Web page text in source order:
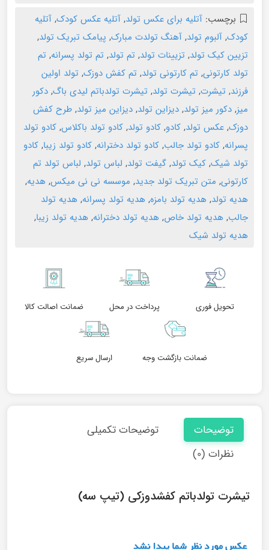
برچسب: آتلیه برای عکس تولد, آتلیه عکس کودک, آتلیه
کودک, آلبوم تولد, آهنگ تولدت مبارک, پیامک تبریک تولد,
تزیین کیک تولد, تزیینات تولد, تم تولد, تم تولد پسرانه, تم
تولد کارتونی, تم کارتونی تولد, تم کفش دوزک, تولد اولین
فرزند, تیشرت, تیشرت تولد, تیشرت تولدباتم لیدی باگ, دکور
میز, دکور میز تولد, دیزاین تولد, دیزاین میز تولد, طرح کفش
دوزک, عکس تولد, کادو, کادو تولد, کادو تولد باکلاس, کادو تولد
پسرانه, کادو تولد جالب, کادو تولد دخترانه, کادو تولد زیبا, کادو
تولد شیک, کیک تولد, گیفت تولد, لباس تولد, لباس تولد تم
کارتونی, متن تبریک تولد جدید, موسسه نی نی میکس, هدیه,
هدیه تولد, هدیه تولد بامزه, هدیه تولد پسرانه, هدیه تولد
جالب, هدیه تولد خاص, هدیه تولد دخترانه, هدیه تولد زیبا,
هدیه تولد شیک
تحویل فوری پرداخت در محل ضمانت اصالت کالا
ضمانت بازگشت وجه ارسال سریع
توضیحات
توضیحات تکمیلی
نظرات (۰)
تیشرت تولدباتم کفشدوزکی (تیپ سه)